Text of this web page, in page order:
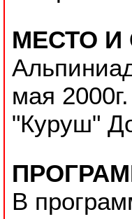
МЕСТО И
мая
"Куруш"
В